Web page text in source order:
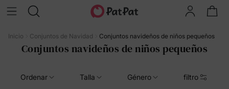
Inicio Conjuntos de Navidad Conjuntos navideños de niños pequeños
Conjuntos navideños de niños pequeños
Ordenar Talla Género filtro